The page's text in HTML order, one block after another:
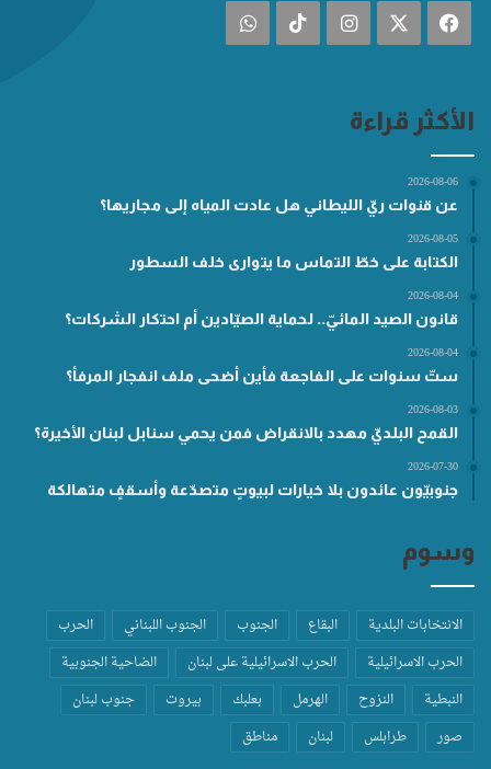
فيسبوك انستقرام ‫TikTokواتساب
الأكثر قراءة
2026-08-06
عن قنوات ريّ الليطاني هل عادت المياه إلى مجاريها؟
2026-08-05
الكتابة على خطّ التماس ما يتوارى خلف السطور
2026-08-04
قانون الصيد المائيّ.. لحماية الصيّادين أم احتكار الشركات؟
2026-08-04
ستّ سنوات على الفاجعة فأين أضحى ملف انفجار المرفأ؟
2026-08-03
القمح البلديّ مهدد بالانقراض فمن يحمي سنابل لبنان الأخيرة؟
2026-07-30
جنوبيّون عائدون بلا خيارات لبيوتٍ متصدّعة وأسقفٍ متهالكة
وسوم
الانتخابات البلدية البقاع الجنوب الجنوب اللبناني
الحرب
الحرب الاسرائيلية
الحرب الاسرائيلية على لبنان
الضاحية الجنوبية
النبطية
النزوح الهرمل بعلبك بيروت
جنوب لبنان
صور
طرابلس لبنان مناطق